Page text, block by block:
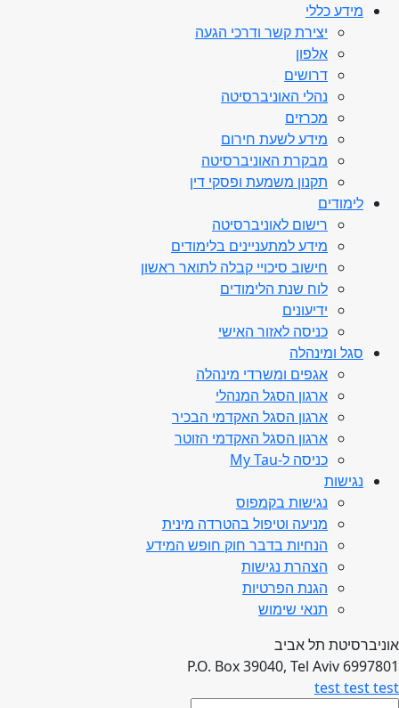
מידע כללי
יצירת קשר ודרכי הגעה
אלפון
דרושים
נהלי האוניברסיטה
מכרזים
מידע לשעת חירום
מבקרת האוניברסיטה
תקנון משמעת ופסקי דין
לימודים
רישום לאוניברסיטה
מידע למתעניינים בלימודים
חישוב סיכויי קבלה לתואר ראשון
לוח שנת הלימודים
ידיעונים
כניסה לאזור האישי
סגל ומינהלה
אגפים ומשרדי מינהלה
ארגון הסגל המנהלי
ארגון הסגל האקדמי הבכיר
ארגון הסגל האקדמי הזוטר
כניסה ל-My Tau
נגישות
נגישות בקמפוס
מניעה וטיפול בהטרדה מינית
הנחיות בדבר חוק חופש המידע
הצהרת נגישות
הגנת הפרטיות
תנאי שימוש
אוניברסיטת תל אביב
P.O. Box 39040, Tel Aviv 6997801
test test test